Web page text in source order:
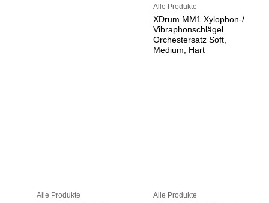
Alle Produkte
XDrum MM1 Xylophon-/
Vibraphonschlägel
Orchestersatz Soft,
Medium, Hart
Alle Produkte Alle Produkte